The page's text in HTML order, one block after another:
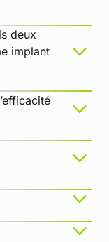
deux
implant